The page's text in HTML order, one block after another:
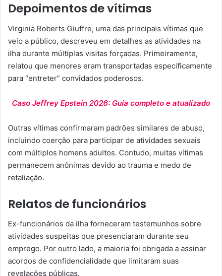
Depoimentos de vítimas
Virginia Roberts Giuffre, uma das principais vítimas que
veio a público, descreveu em detalhes as atividades na
ilha durante múltiplas visitas forçadas. Primeiramente,
relatou que menores eram transportadas especificamente
para “entreter” convidados poderosos.
Caso Jeffrey Epstein 2026: Guia completo e atualizado
Outras vítimas confirmaram padrões similares de abuso,
incluindo coerção para participar de atividades sexuais
com múltiplos homens adultos. Contudo, muitas vítimas
permanecem anônimas devido ao trauma e medo de
retaliação.
Relatos de funcionários
Ex-funcionários da ilha forneceram testemunhos sobre
atividades suspeitas que presenciaram durante seu
emprego. Por outro lado, a maioria foi obrigada a assinar
acordos de confidencialidade que limitaram suas
revelações públicas.